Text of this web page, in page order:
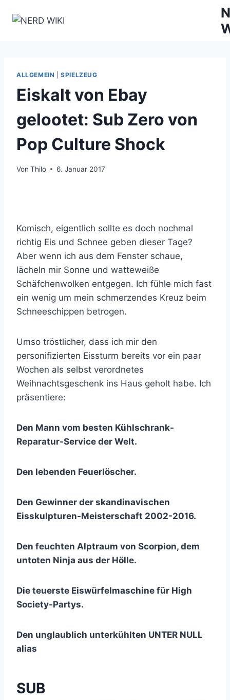
Inhalt
ALLGEMEIN |SPIELZEUG
Eiskalt von Ebay
gelootet: Sub Zero von
Pop Culture Shock
Von Thilo 6. Januar 2017
Komisch, eigentlich sollte es doch nochmal
richtig Eis und Schnee geben dieser Tage?
Aber wenn ich aus dem Fenster schaue,
lächeln mir Sonne und watteweiße
Schäfchenwolken entgegen. Ich fühle mich fast
ein wenig um mein schmerzendes Kreuz beim
Schneeschippen betrogen.
Umso tröstlicher, dass ich mir den
personifizierten Eissturm bereits vor ein paar
Wochen als selbst verordnetes
Weihnachtsgeschenk ins Haus geholt habe. Ich
präsentiere:
Den Mann vom besten Kühlschrank-
Reparatur-Service der Welt.
Den lebenden Feuerlöscher.
Den Gewinner der skandinavischen
Eisskulpturen-Meisterschaft 2002-2016.
Den feuchten Alptraum von Scorpion, dem
untoten Ninja aus der Hölle.
Die teuerste Eiswürfelmaschine für High
Society-Partys.
Den unglaublich unterkühlten UNTER NULL
alias
SUB